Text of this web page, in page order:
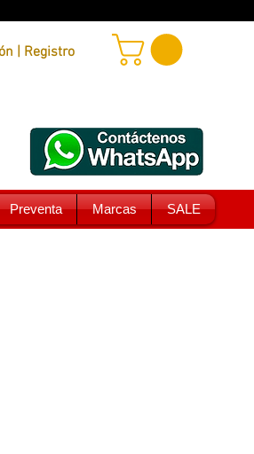
Iniciar sesión | Registro
Preventa Marcas SALE